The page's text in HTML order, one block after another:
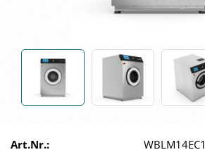
Art.Nr.:
WBLM14EC1